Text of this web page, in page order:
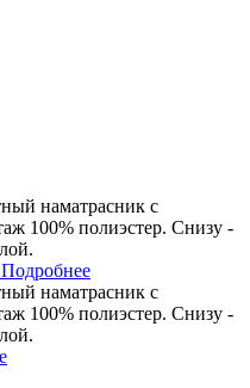
наматрасник с
100% полиэстер. Снизу -
Подробнее
наматрасник с
100% полиэстер. Снизу -